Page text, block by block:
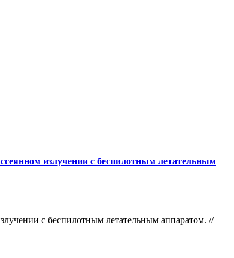
излучении с беспилотным летательным
с беспилотным летательным аппаратом. //